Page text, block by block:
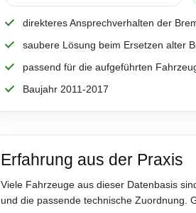
direkteres Ansprechverhalten der
saubere Lösung beim Ersetzen alter
passend für die aufgeführten
Baujahr 2011-2017
Erfahrung aus der Praxis
Viele Fahrzeuge aus dieser Datenbasis
und die passende technische Zuordnung.